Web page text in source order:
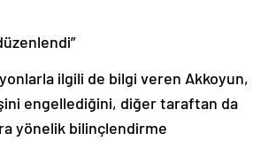
ilgili de bilgi veren Akkoyun,
engellediğini, diğer taraftan da
yönelik bilinçlendirme